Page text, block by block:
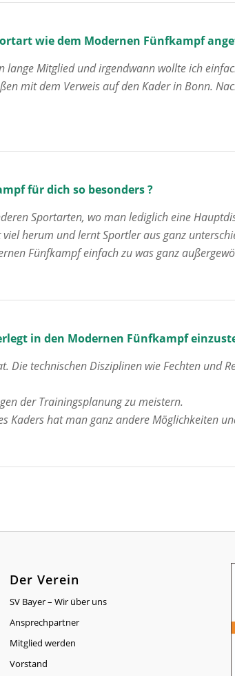
wie dem Modernen Fünfkampf
Mitglied und irgendwann wollte ich
mit dem Verweis auf den Kader in Bonn.
für dich so besonders ?
Sportarten, wo man lediglich eine
herum und lernt Sportler aus ganz
Fünfkampf einfach zu was ganz
in den Modernen Fünfkampf
technischen Disziplinen wie Fechten und
der Trainingsplanung zu meistern.
Kaders hat man ganz andere Möglichkeiten
Der Verein
SV Bayer – Wir über uns
Ansprechpartner
Mitglied werden
Vorstand